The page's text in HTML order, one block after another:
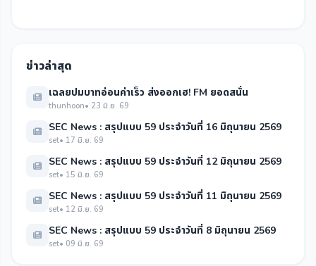
ข่าวล่าสุด
เฉลยปมบาทอ่อนค่าเร็ว ส่งออกเฮ! FM ยอดสนั่น
thunhoon• 23 มิ.ย. 69
SEC News : สรุปแบบ 59 ประจำวันที่ 16 มิถุนายน 2569
set• 17 มิ.ย. 69
SEC News : สรุปแบบ 59 ประจำวันที่ 12 มิถุนายน 2569
set• 15 มิ.ย. 69
SEC News : สรุปแบบ 59 ประจำวันที่ 11 มิถุนายน 2569
set• 12 มิ.ย. 69
SEC News : สรุปแบบ 59 ประจำวันที่ 8 มิถุนายน 2569
set• 09 มิ.ย. 69